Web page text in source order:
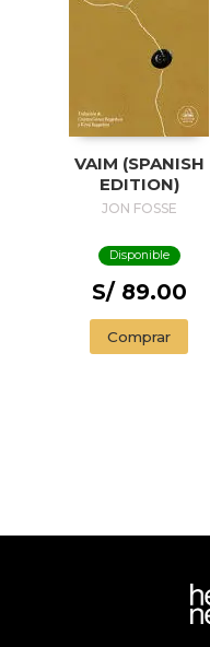
VAIM (SPANISH
EDITION)
JON FOSSE
Disponible
S/ 89.00
Comprar